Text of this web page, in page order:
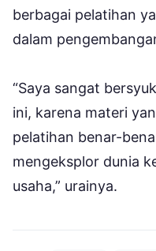
berbagai pelatihan
dalam
“Saya sangat
ini, karena materi
pelatihan benar-
mengeksplor dunia
usaha,” urainya.